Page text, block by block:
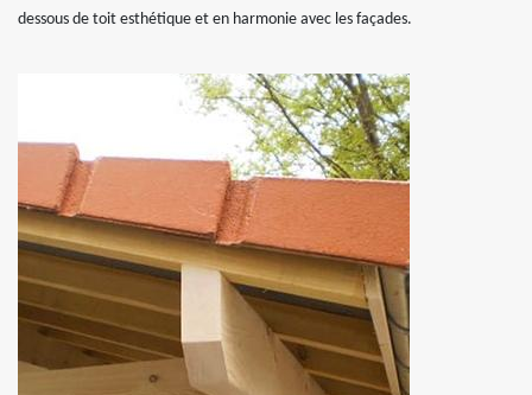
dessous de toit esthétique et en harmonie avec les façades.